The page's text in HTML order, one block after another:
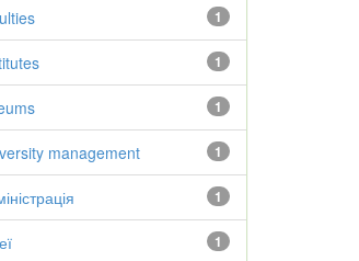
1
1
1
1
management
1
1